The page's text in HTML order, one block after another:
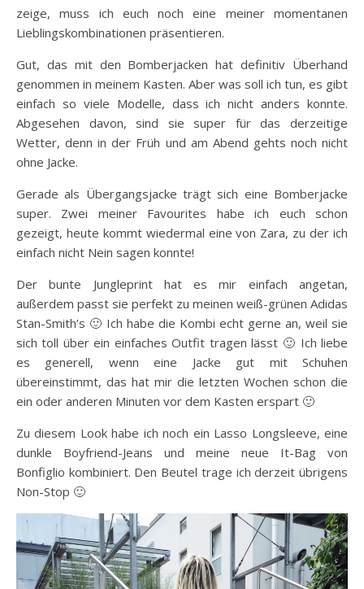
zeige, muss ich euch noch eine meiner momentanen
Lieblingskombinationen präsentieren.
Gut, das mit den Bomberjacken hat definitiv Überhand
genommen in meinem Kasten. Aber was soll ich tun, es gibt
einfach so viele Modelle, dass ich nicht anders konnte.
Abgesehen davon, sind sie super für das derzeitige
Wetter, denn in der Früh und am Abend gehts noch nicht
ohne Jacke.
Gerade als Übergangsjacke trägt sich eine Bomberjacke
super. Zwei meiner Favourites habe ich euch schon
gezeigt, heute kommt wiedermal eine von Zara, zu der ich
einfach nicht Nein sagen konnte!
Der bunte Jungleprint hat es mir einfach angetan,
außerdem passt sie perfekt zu meinen weiß-grünen Adidas
Stan-Smith’s 🙂 Ich habe die Kombi echt gerne an, weil sie
sich toll über ein einfaches Outfit tragen lässt 🙂 Ich liebe
es generell, wenn eine Jacke gut mit Schuhen
übereinstimmt, das hat mir die letzten Wochen schon die
ein oder anderen Minuten vor dem Kasten erspart 🙂
Zu diesem Look habe ich noch ein Lasso Longsleeve, eine
dunkle Boyfriend-Jeans und meine neue It-Bag von
Bonfiglio kombiniert. Den Beutel trage ich derzeit übrigens
Non-Stop 🙂